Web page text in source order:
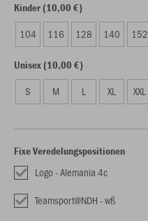
Kinder (10,00 €)
104 116 128 140 152
Unisex (10,00 €)
S M L XL XXL
Fixe Veredelungspositionen
Logo - Alemania 4c
Teamsport@NDH - wß